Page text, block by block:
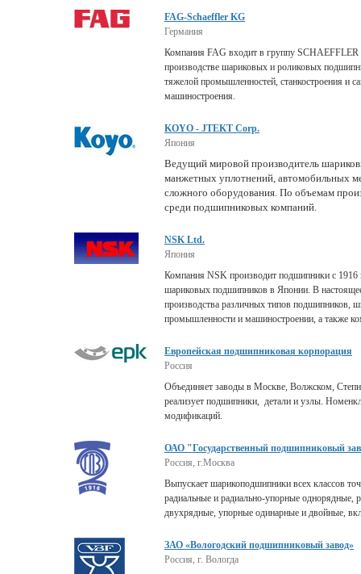
FAG-Schaeffler KG
Германия
Компания FAG входит в группу
производстве шариковых и роликовых
тяжелой промышленностей, станкостроения и
машиностроения.
KOYO - JTEKT Corp.
Япония
Ведущий мировой производитель
манжетных уплотнений, автомобильных
сложного оборудования. По объемам
среди подшипниковых компаний.
NSK Ltd.
Япония
Компания NSK производит подшипники с 1916
шариковых подшипников в Японии. В
производства различных типов подшипников,
промышленности и машиностроении, а также
Европейская подшипниковая корпорация
Россия
Объединяет заводы в Москве, Волжском,
реализует подшипники, детали и узлы.
модификаций.
ОАО "Государственный подшипниковый
Россия, г.Москва
Выпускает шарикоподшипники всех классов
радиальные и радиально-упорные однорядные,
двухрядные, упорные одинарные и двойные,
ЗАО «Вологодский подшипниковый завод»
Россия, г. Вологда